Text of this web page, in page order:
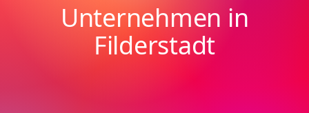
Unternehmen in
Filderstadt